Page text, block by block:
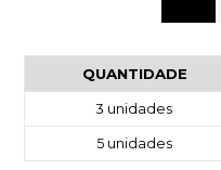
QUANTIDADE
3 unidades
5 unidades